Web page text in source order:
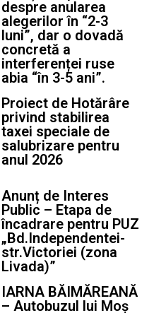
despre anularea
alegerilor în “2-3
luni”, dar o dovadă
concretă a
interferenței ruse
abia “în 3-5 ani”.
Proiect de Hotărâre
privind stabilirea
taxei speciale de
salubrizare pentru
anul 2026
Anunț de Interes
Public – Etapa de
încadrare pentru PUZ
„Bd.Independentei-
str.Victoriei (zona
Livada)”
IARNA BĂIMĂREANĂ
– Autobuzul lui Moș